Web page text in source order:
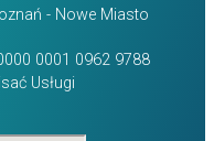
- Nowe Miasto
0001 0962 9788
Usługi